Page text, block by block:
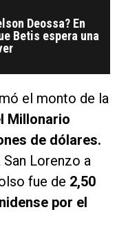
Deossa? En
Betis espera una
el monto de la
Millonario
de dólares.
Lorenzo a
fue de 2,50
por el